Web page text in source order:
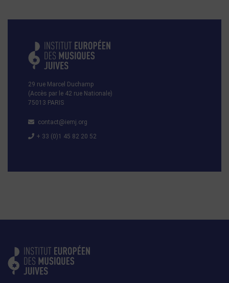
29 rue Marcel Duchamp
(Accès par le 42 rue Nationale)
75013 PARIS
contact@iemj.org
+ 33 (0)1 45 82 20 52